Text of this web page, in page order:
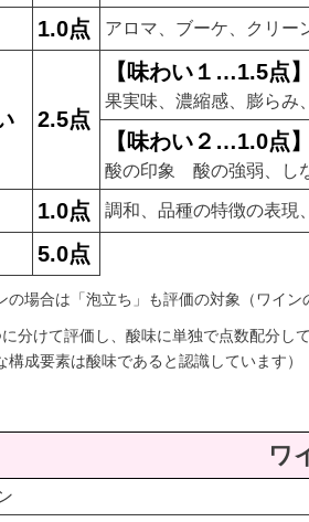
1.0点 アロマ、ブーケ、クリー
2.5点
【味わい１…1.5点】
果実味、濃縮感、膨らみ
【味わい２…1.0点】
酸の印象 酸の強弱、し
1.0点 調和、品種の特徴の表現
5.0点
の場合は「泡立ち」も評価の対象（ワイ
分けて評価し、酸味に単独で点数配分して
構成要素は酸味であると認識しています）
ワ